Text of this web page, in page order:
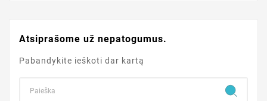
Atsiprašome už nepatogumus.
Pabandykite ieškoti dar kartą